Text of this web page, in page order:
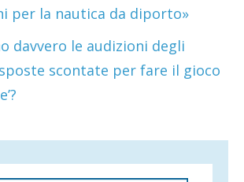
per la nautica da diporto»
davvero le audizioni degli
scontate per fare il gioco